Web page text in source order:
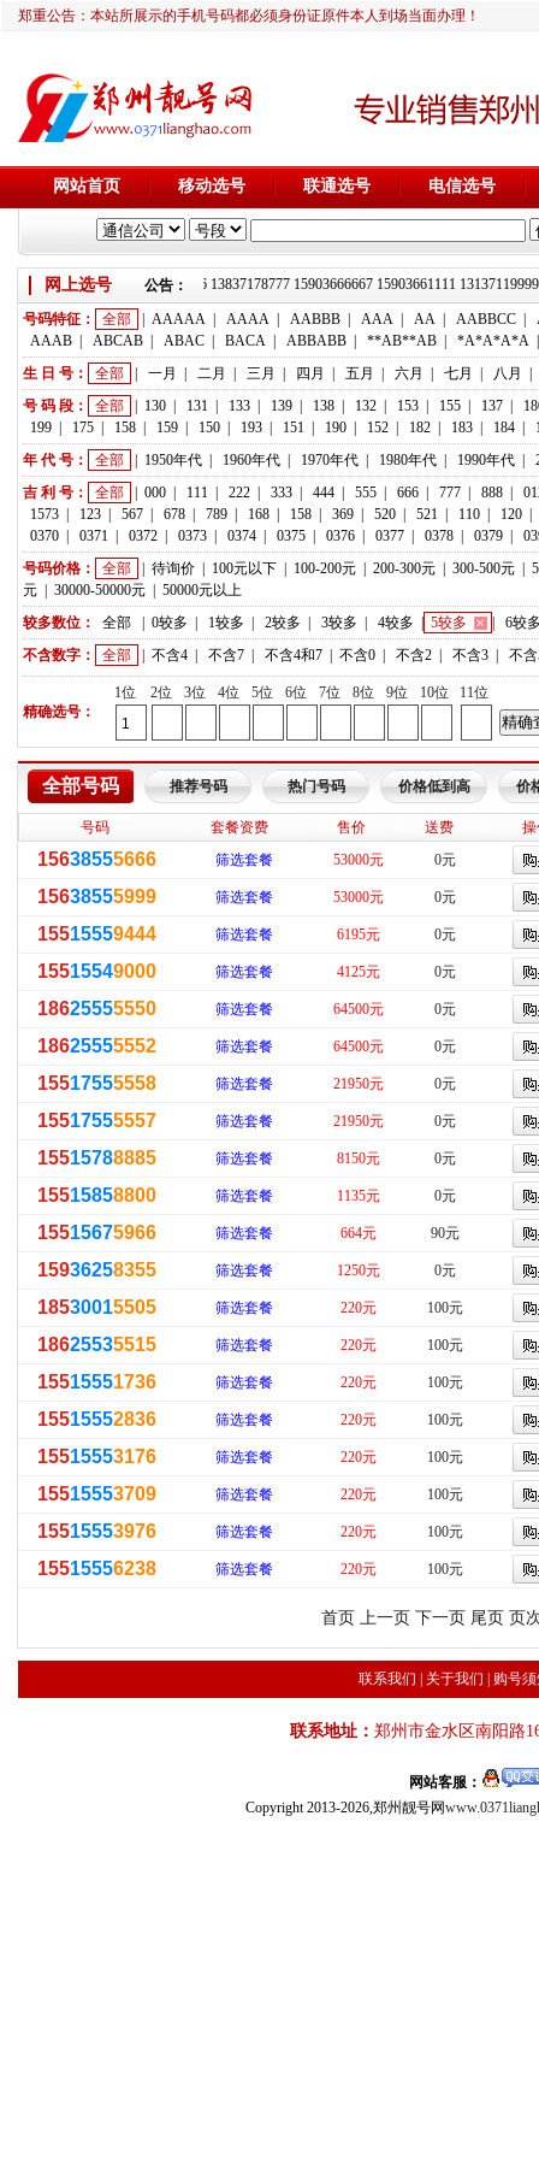
郑重公告：本站所展示的手机号码都必须身份证原件本人到场当面办理！
网站首页 移动选号 联通选号 电信选号
网上选号 公告：
靓号推荐：18236933666 13837178777 15903666667 15903661111
号码特征： 全部 AAAAA AAAA AABBB AAA AA AABBCC
AAAB
ABCAB ABAC BACA ABBABB **AB**AB *A*A*A*A
生 日 号：
全部 一月 二月 三月 四月 五月 六月 七月 八月
号 码 段：
全部 130 131 133 139 138 132 153 155 137
199
175 158 159 150 193 151 190 152 182 183 184
年 代 号：
全部 1950年代 1960年代 1970年代 1980年代 1990年代
吉 利 号：
全部 000 111 222 333 444 555 666 777 888
1573
123 567 678 789 168 158 369 520 521 110 120
0370
0371 0372 0373 0374 0375 0376 0377 0378 0379
号码价格：
全部 待询价 100元以下 100-200元 200-300元 300-500元
元
30000-50000元
50000元以上
较多数位：
全部 0较多 1较多 2较多 3较多 4较多 5较多
6较
不含数字：
全部 不含4 不含7 不含4和7 不含0 不含2 不含3 不
精确选号：
1位 2位 3位 4位 5位 6位 7位 8位 9位 10位 11位
全部号码 推荐号码 热门号码 价格低到高 价
号码 套餐资费 售价 送费
15638555666 筛选套餐 53000元 0元
15638555999 筛选套餐 53000元 0元
15515559444 筛选套餐 6195元 0元
15515549000 筛选套餐 4125元 0元
18625555550 筛选套餐 64500元 0元
18625555552 筛选套餐 64500元 0元
15517555558 筛选套餐 21950元 0元
15517555557 筛选套餐 21950元 0元
15515788885 筛选套餐 8150元 0元
15515858800 筛选套餐 1135元 0元
15515675966 筛选套餐 664元 90元
15936258355 筛选套餐 1250元 0元
18530015505 筛选套餐 220元 100元
18625535515 筛选套餐 220元 100元
15515551736 筛选套餐 220元 100元
15515552836 筛选套餐 220元 100元
15515553176 筛选套餐 220元 100元
15515553709 筛选套餐 220元 100元
15515553976 筛选套餐 220元 100元
15515556238 筛选套餐 220元 100元
首页 上一页 下一页 尾页页
联系我们 关于我们 购号
联系地址： 郑州市金水区南阳路
网站客服：
Copyright 2013-2026,郑州靓号网